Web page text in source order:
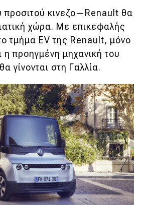
προσιτού κινεζο—Renault θα
χώρα. Με επικεφαλής
τμήμα EV της Renault, μόνο
η προηγμένη μηχανική του
γίνονται στη Γαλλία.